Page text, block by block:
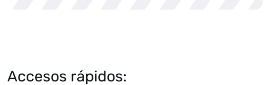
Accesos rápidos: